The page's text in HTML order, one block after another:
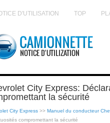
D'UTILISATION TOP
City Express:
la sécurité
City Express >> Manuel du conducteur
compromettant la sécurité